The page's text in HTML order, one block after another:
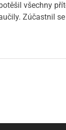
všechny
Zúčastnil